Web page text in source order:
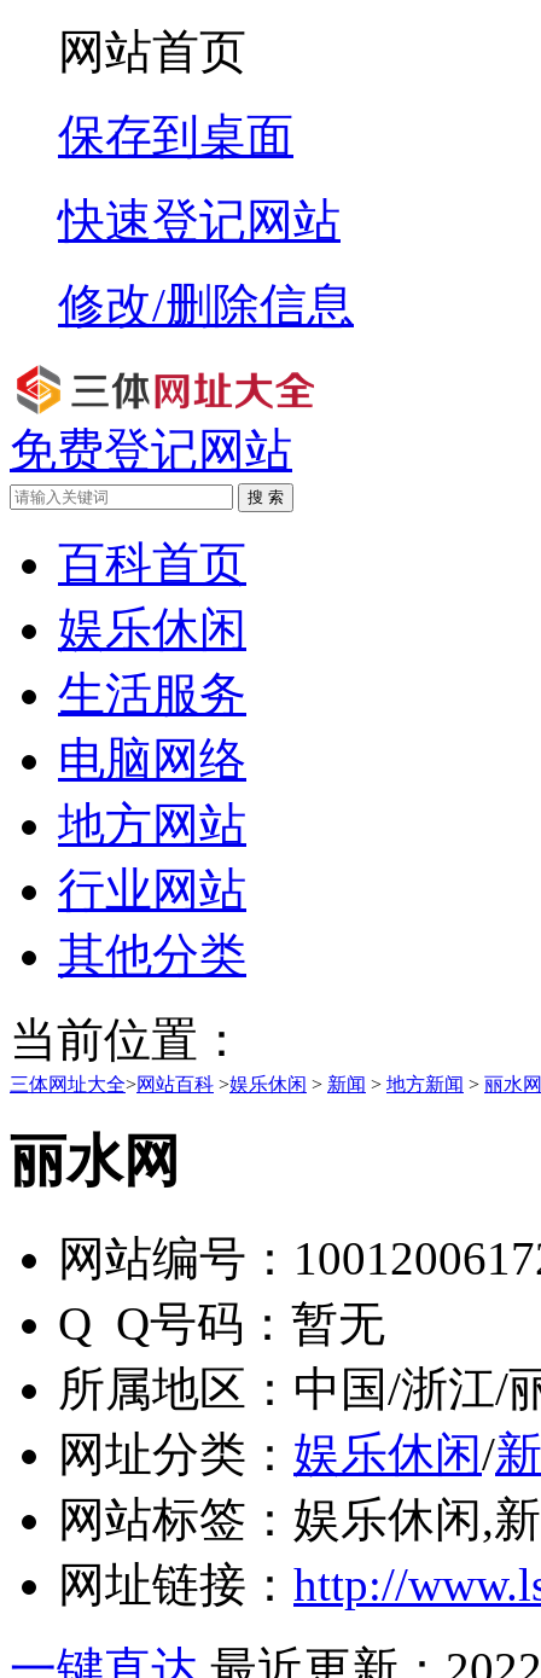
网站首页
保存到桌面
快速登记网站
修改/删除信息
免费登记网站
搜 索
百科首页
娱乐休闲
生活服务
电脑网络
地方网站
行业网站
其他分类
当前位置：
三体网址大全>网站百科 >娱乐休闲 > 新闻 > 地方新闻 > 丽水网
丽水网
网站编号：
Q Q号码： 暂无
所属地区： 中国/浙江/
网址分类： 娱乐休闲/
网站标签： 娱乐休闲,
网址链接： http://